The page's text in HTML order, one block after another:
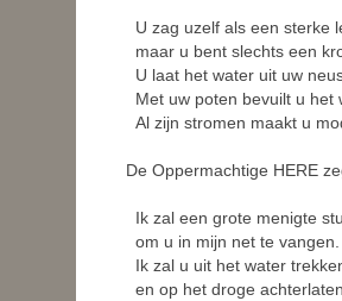
U zag uzelf als een sterke
maar u bent slechts een
U laat het water uit uw
Met uw poten bevuilt u het
Al zijn stromen maakt u
De Oppermachtige HERE
Ik zal een grote menigte
om u in mijn net te vangen.
Ik zal u uit het water
en op het droge achterlaten